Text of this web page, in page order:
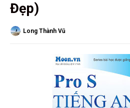
Đẹp)
Long Thành Vũ